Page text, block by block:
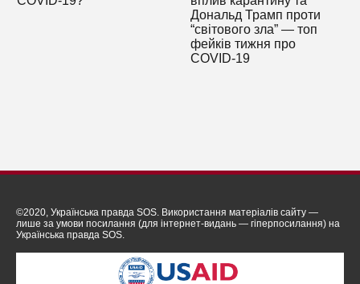
Дональд Трамп проти
“світового зла” — топ
фейків тижня про
COVID-19
©2020, Українська правда SOS. Використання матеріалів сайту —
лише за умови посилання (для інтернет-видань — гіперпосилання) на
Українська правда SOS.